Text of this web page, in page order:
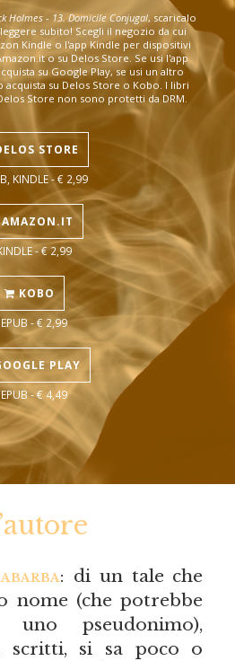
Holmes - 13. Domicile Conjugal, scaricalo
subito! Scegli il negozio da cui
Kindle o l'app Kindle per dispositivi
o su Delos Store. Se usi l'app
su Google Play, se usi un altro
su Delos Store o Kobo. I libri
Store non sono protetti da DRM.
STORE
KINDLE - € 2,99
- € 2,99
KOBO
EPUB - € 2,99
PLAY
EPUB - € 4,49
: di un tale che
nome (che potrebbe
uno pseudonimo),
scritti, si sa poco o